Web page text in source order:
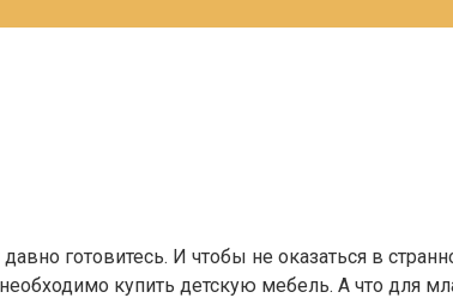
готовитесь. И чтобы не оказаться в
купить детскую мебель. А что для